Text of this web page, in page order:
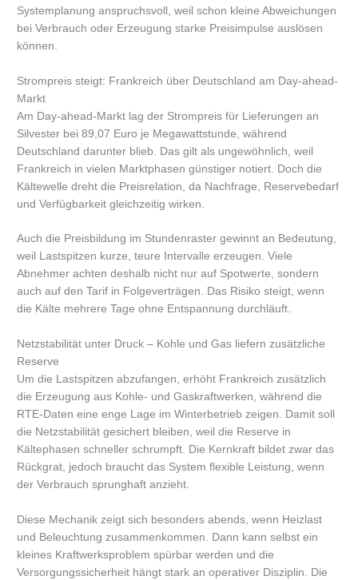
Systemplanung anspruchsvoll, weil schon kleine Abweichungen
bei Verbrauch oder Erzeugung starke Preisimpulse auslösen
können.
Strompreis steigt: Frankreich über Deutschland am Day-ahead-
Markt
Am Day-ahead-Markt lag der Strompreis für Lieferungen an
Silvester bei 89,07 Euro je Megawattstunde, während
Deutschland darunter blieb. Das gilt als ungewöhnlich, weil
Frankreich in vielen Marktphasen günstiger notiert. Doch die
Kältewelle dreht die Preisrelation, da Nachfrage, Reservebedarf
und Verfügbarkeit gleichzeitig wirken.
Auch die Preisbildung im Stundenraster gewinnt an Bedeutung,
weil Lastspitzen kurze, teure Intervalle erzeugen. Viele
Abnehmer achten deshalb nicht nur auf Spotwerte, sondern
auch auf den Tarif in Folgeverträgen. Das Risiko steigt, wenn
die Kälte mehrere Tage ohne Entspannung durchläuft.
Netzstabilität unter Druck – Kohle und Gas liefern zusätzliche
Reserve
Um die Lastspitzen abzufangen, erhöht Frankreich zusätzlich
die Erzeugung aus Kohle- und Gaskraftwerken, während die
RTE-Daten eine enge Lage im Winterbetrieb zeigen. Damit soll
die Netzstabilität gesichert bleiben, weil die Reserve in
Kältephasen schneller schrumpft. Die Kernkraft bildet zwar das
Rückgrat, jedoch braucht das System flexible Leistung, wenn
der Verbrauch sprunghaft anzieht.
Diese Mechanik zeigt sich besonders abends, wenn Heizlast
und Beleuchtung zusammenkommen. Dann kann selbst ein
kleines Kraftwerksproblem spürbar werden und die
Versorgungssicherheit hängt stark an operativer Disziplin. Die